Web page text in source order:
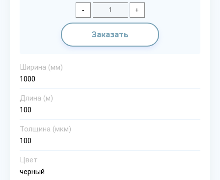
- +
Заказать
Ширина (мм)
1000
Длина (м)
100
Толщина (мкм)
100
Цвет
черный